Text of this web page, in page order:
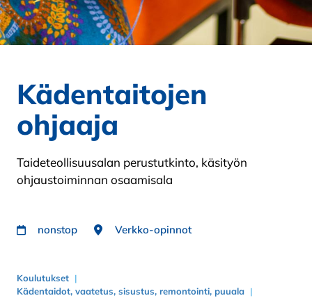
Kädentaitojen
ohjaaja
Taideteollisuusalan perustutkinto, käsityön
ohjaustoiminnan osaamisala
nonstop Verkko-opinnot
Koulutukset
Kädentaidot, vaatetus, sisustus, remontointi, puuala